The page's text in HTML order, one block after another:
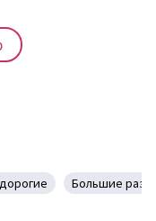
Большие